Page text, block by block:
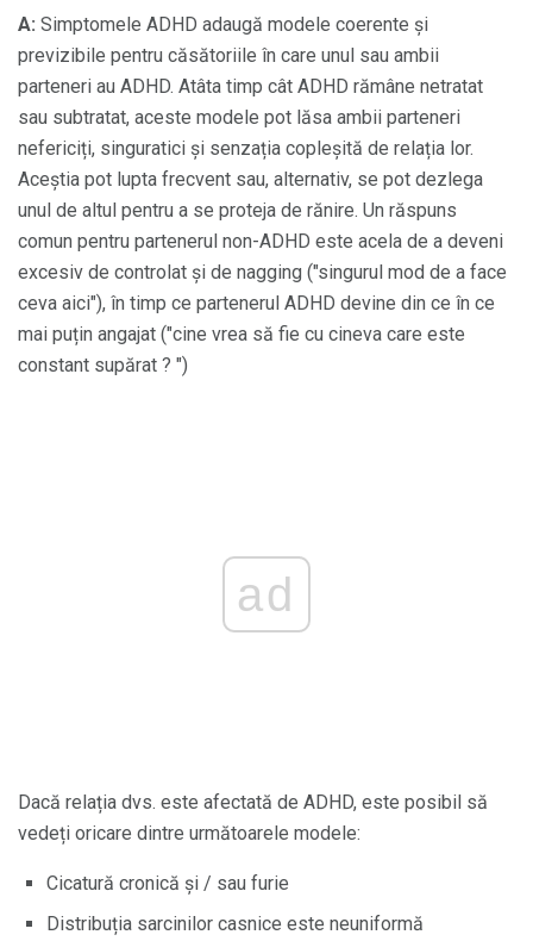
A: Simptomele ADHD adaugă modele coerente și
previzibile pentru căsătoriile în care unul sau ambii
parteneri au ADHD. Atâta timp cât ADHD rămâne netratat
sau subtratat, aceste modele pot lăsa ambii parteneri
nefericiți, singuratici și senzația copleșită de relația lor.
Aceștia pot lupta frecvent sau, alternativ, se pot dezlega
unul de altul pentru a se proteja de rănire. Un răspuns
comun pentru partenerul non-ADHD este acela de a deveni
excesiv de controlat și de nagging ("singurul mod de a face
ceva aici"), în timp ce partenerul ADHD devine din ce în ce
mai puțin angajat ("cine vrea să fie cu cineva care este
constant supărat ? ")
ad
Dacă relația dvs. este afectată de ADHD, este posibil să
vedeți oricare dintre următoarele modele:
Cicatură cronică și / sau furie
Distribuția sarcinilor casnice este neuniformă